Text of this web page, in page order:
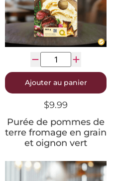
Purée de pommes de
terre fromage en grain
et oignon vert
$9.99
Ajouter au panier